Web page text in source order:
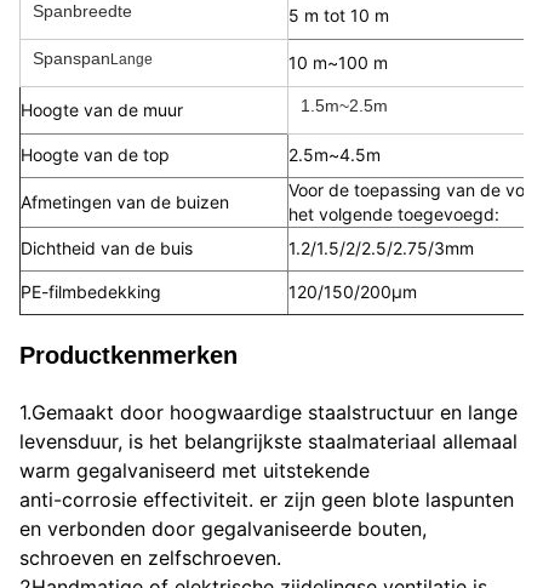
Spanbreedte 5 m tot 10 m
Spanspan Lange 10 m~100 m
Hoogte van de muur 1.5m~2.5m
Hoogte van de top 2.5m~4.5m
Afmetingen van de buizen
Voor de toepassing van de
het volgende toegevoegd:
Dichtheid van de buis
1.2/1.5/2/2.5/2.75/3mm
PE-filmbedekking 120/150/200μm
Productkenmerken
1.Gemaakt door hoogwaardige staalstructuur en lange
levensduur, is het belangrijkste staalmateriaal allemaal
warm gegalvaniseerd met uitstekende
anti-corrosie effectiviteit. er zijn geen blote laspunten
en verbonden door gegalvaniseerde bouten,
schroeven en zelfschroeven.